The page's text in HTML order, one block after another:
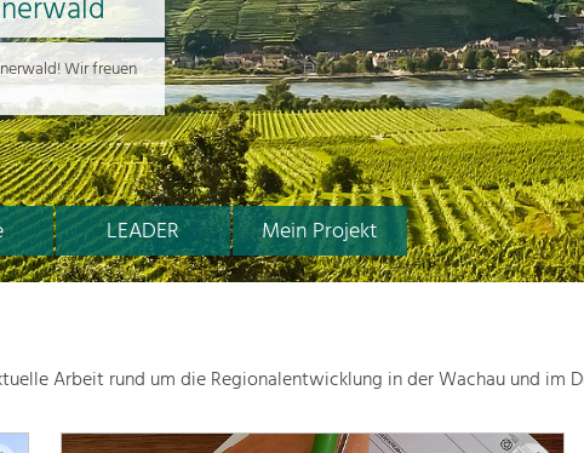
LEADER Mein Projekt
Wir freuen
Arbeit rund um die Regionalentwicklung in der Wachau und im